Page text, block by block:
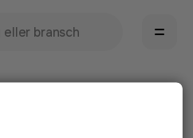
kan avhjälpa det.